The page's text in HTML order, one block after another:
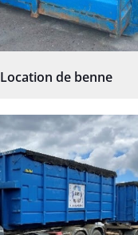
Location de benne